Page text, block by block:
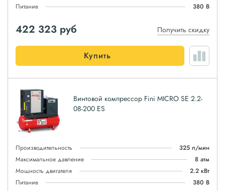
Питание
380 В
422 323 руб Получить скидку
Купить
Винтовой компрессор Fini MICRO SE 2.2-
08-200 ES
Производительность
325 л/мин
Максимальное давление
8 атм
Мощность двигателя
2.2 кВт
Питание
380 В